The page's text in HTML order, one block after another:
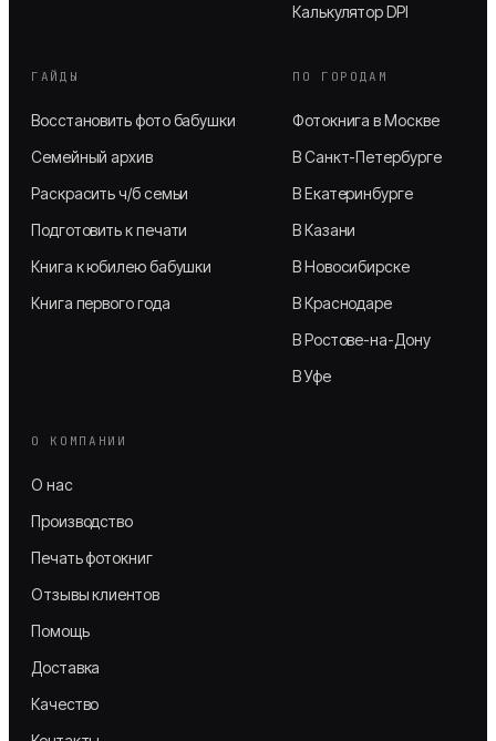
Калькулятор DPI
ГАЙДЫ
Восстановить фото бабушки
Семейный архив
Раскрасить ч/б семьи
Подготовить к печати
Книга к юбилею бабушки
Книга первого года
ПО ГОРОДАМ
Фотокнига в Москве
В Санкт-Петербурге
В Екатеринбурге
В Казани
В Новосибирске
В Краснодаре
В Ростове-на-Дону
В Уфе
О КОМПАНИИ
О нас
Производство
Печать фотокниг
Отзывы клиентов
Помощь
Доставка
Качество